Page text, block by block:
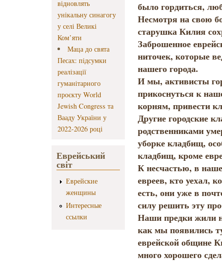
відновлять
унікальну синагогу
у селі Великі
Ком’яти
Маца до свята
Песах: підсумки
реалізації
гуманітарного
проєкту World
Jewish Congress та
Вааду України у
2022-2026 році
Еврейський
світ
Еврейские
женщины
Интересные
ссылки
было гордиться,
Несмотря на свою
старушка Килия
Заброшенное
ниточек, которые
нашего города.
И мы, активисты
прикоснуться к
корням, привести
Другие городские
родственниками
уборке кладбищ,
кладбищ, кроме
К несчастью, в
евреев, кто уехал,
есть, они уже в
силу решить эту
Наши предки жили
как мы появились
еврейской общине
много хорошего